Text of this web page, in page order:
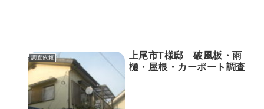
調査依頼
上尾市T様邸 破風板・雨
樋・屋根・カーポート調査